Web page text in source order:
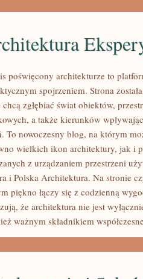
poświęcony architekturze to
spojrzeniem. Strona
chcą zgłębiać świat obiektów,
a także kierunków
To nowoczesny blog, na którym
wielkich ikon architektury, jak i
z urządzaniem przestrzeni
i Polska Architektura. Na stronie
piękno łączy się z codzienną
że architektura nie jest
ważnym składnikiem